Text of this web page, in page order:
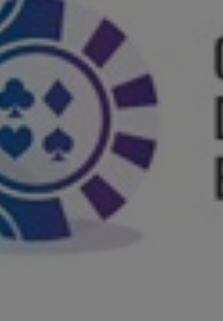
Latino Americana de
es facilitar el intercambio legal de
/ Federación / Fundación